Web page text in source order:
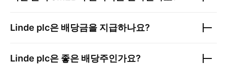
Linde plc은 배당금을 지급하나요?
Linde plc은 좋은 배당주인가요?